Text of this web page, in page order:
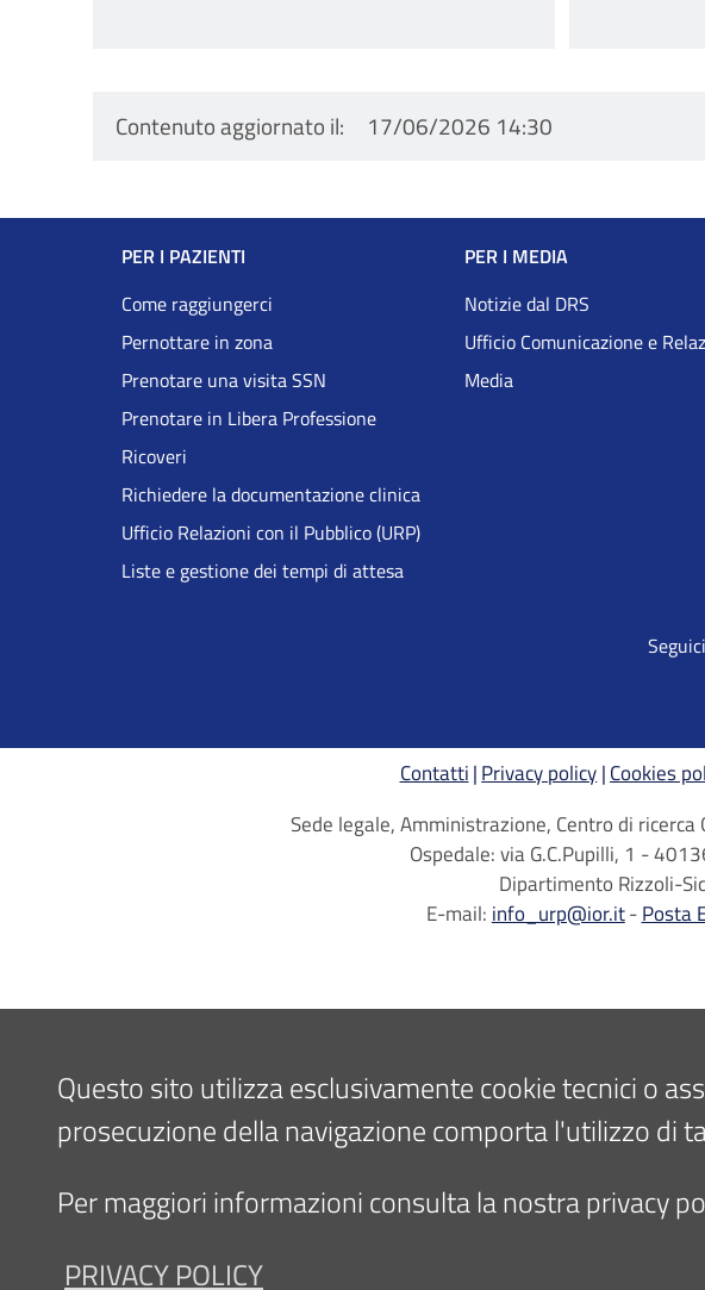
Contenuto aggiornato il 17/06/2026 14:30
Navigazione
Footer
DRS
PER I PAZIENTI
Come raggiungerci
Pernottare in zona
Prenotare una visita SSN
Prenotare in Libera Professione
Ricoveri
Richiedere la documentazione clinica
Ufficio Relazioni con il Pubblico (URP)
Liste e gestione dei tempi di attesa
PER I MEDIA
Notizie dal DRS
Ufficio Comunicazione e
Media
Contatti Privacy policy Cookies
Sede legale, Amministrazione, Centro di
Ospedale: via G.C.Pupilli, 1 -
Dipartimento Rizzoli-
E-mail:info_urp@ior.it Posta
Questo sito utilizza esclusivamente cookie tecnici o
prosecuzione della navigazione comporta l'utilizzo di
Per maggiori informazioni consulta la nostra privacy
PRIVACY POLICY